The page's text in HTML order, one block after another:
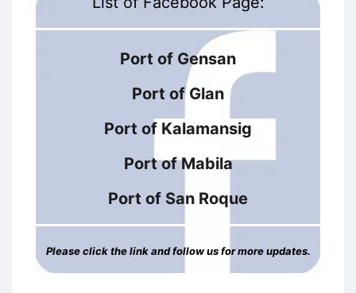
Port of Gensan
Port of Glan
Port of Kalamansig
Port of Mabila
Port of San Roque
Please click the link and follow us for more updates.